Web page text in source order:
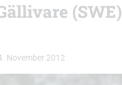
(SWE)
November 2012